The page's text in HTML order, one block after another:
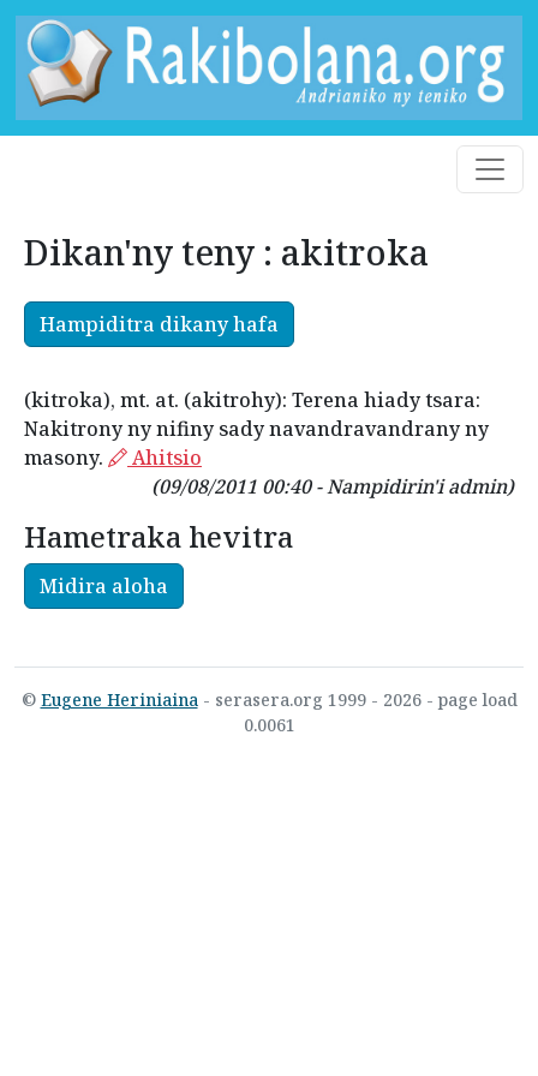
Dikan'ny teny : akitroka
Hampiditra dikany hafa
(kitroka), mt. at. (akitrohy): Terena hiady tsara:
Nakitrony ny nifiny sady navandravandrany ny
masony.
Ahitsio
(09/08/2011 00:40 - Nampidirin'i admin)
Hametraka hevitra
Midira aloha
© Eugene Heriniaina- serasera.org 1999 - 2026 - page load
0.0061